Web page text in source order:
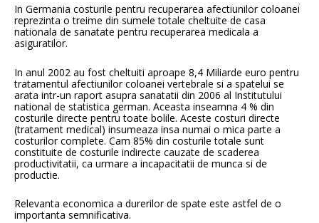
In Germania costurile pentru recuperarea afectiunilor coloanei
reprezinta o treime din sumele totale cheltuite de casa
nationala de sanatate pentru recuperarea medicala a
asiguratilor.
In anul 2002 au fost cheltuiti aproape 8,4 Miliarde euro pentru
tratamentul afectiunilor coloanei vertebrale si a spatelui se
arata intr-un raport asupra sanatatii din 2006 al Institutului
national de statistica german. Aceasta inseamna 4 % din
costurile directe pentru toate bolile. Aceste costuri directe
(tratament medical) insumeaza insa numai o mica parte a
costurilor complete. Cam 85% din costurile totale sunt
constituite de costurile indirecte cauzate de scaderea
productivitatii, ca urmare a incapacitatii de munca si de
productie.
Relevanta economica a durerilor de spate este astfel de o
importanta semnificativa.